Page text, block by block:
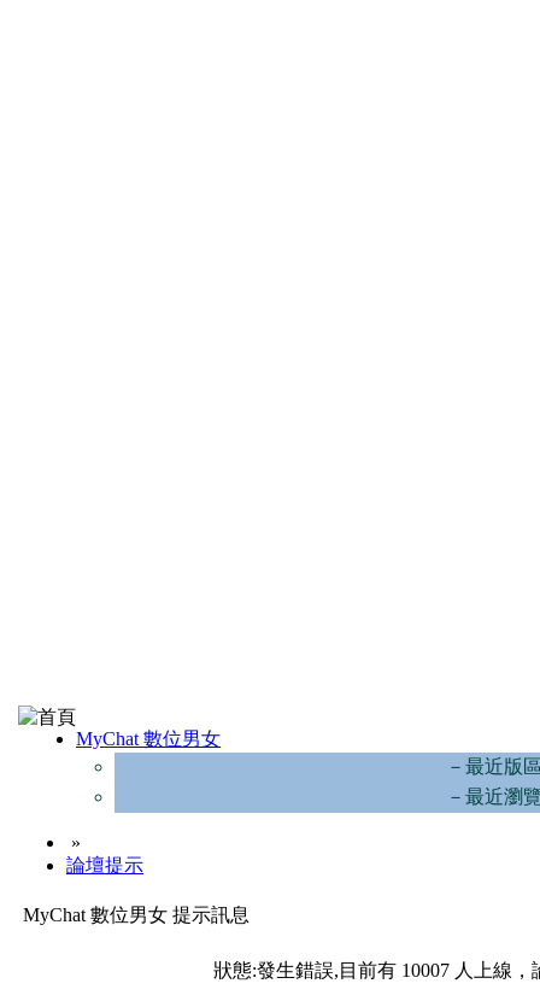
MyChat 數位男女
－最近版
－最近瀏
»
論壇提示
MyChat 數位男女 提示訊息
狀態:發生錯誤,目前有 10007 人上線